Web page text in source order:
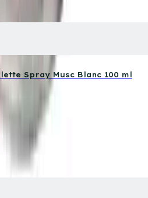
Spray Musc Blanc 100 ml